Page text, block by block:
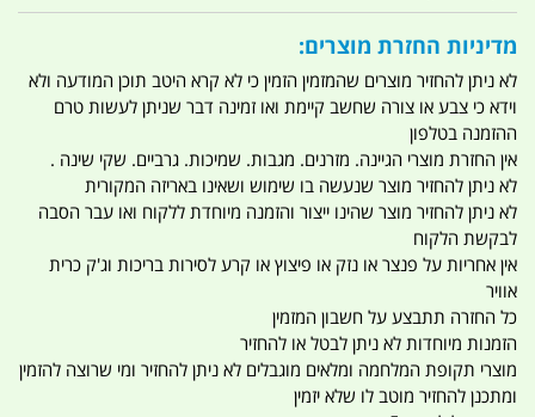
מדיניות החזרת מוצרים:
לא ניתן להחזיר מוצרים שהמזמין הזמין כי לא קרא היטב תוכן המודעה ולא
וידא כי צבע או צורה שחשב קיימת ואו זמינה דבר שניתן לעשות טרם
ההזמנה בטלפון
אין החזרת מוצרי הגיינה. מזרנים. מגבות. שמיכות. גרביים. שקי שינה .
לא ניתן להחזיר מוצר שנעשה בו שימוש ושאינו באריזה המקורית
לא ניתן להחזיר מוצר שהינו ייצור והזמנה מיוחדת ללקוח ואו עבר הסבה
לבקשת הלקוח
אין אחריות על פנצר או נזק או פיצוץ או קרע לסירות בריכות וג'ק כרית
אוויר
כל החזרה תתבצע על חשבון המזמין
הזמנות מיוחדות לא ניתן לבטל או להחזיר
מוצרי תקופת המלחמה ומלאים מוגבלים לא ניתן להחזיר ומי שרוצה להזמין
ומתכנן להחזיר מוטב לו שלא יזמין